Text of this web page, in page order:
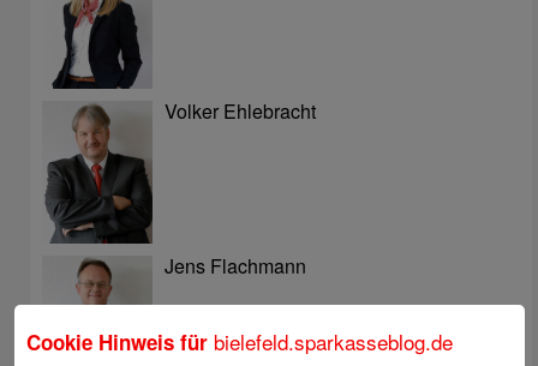
Volker Ehlebracht
Jens Flachmann
Cookie Hinweis für bielefeld.sparkasseblog.de